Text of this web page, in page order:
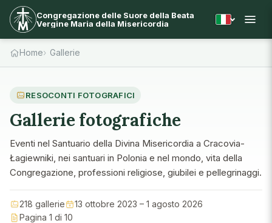
Congregazione delle Suore della Beata
Vergine Maria della Misericordia
Home Gallerie
RESOCONTI FOTOGRAFICI
Gallerie fotografiche
Eventi nel Santuario della Divina Misericordia a Cracovia-
Łagiewniki, nei santuari in Polonia e nel mondo, vita della
Congregazione, professioni religiose, giubilei e pellegrinaggi.
218 gallerie
13 ottobre 2023 – 1 agosto 2026
Pagina 1 di 10